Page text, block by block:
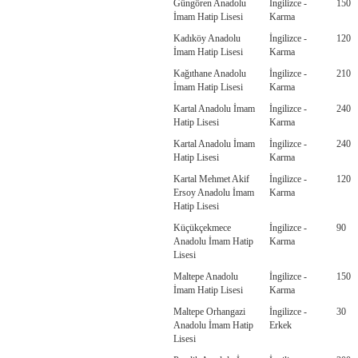
Güngören Anadolu
İmam Hatip Lisesi
İngilizce -
Karma
150
Kadıköy Anadolu
İmam Hatip Lisesi
İngilizce -
Karma
120
Kağıthane Anadolu
İmam Hatip Lisesi
İngilizce -
Karma
210
Kartal Anadolu İmam
Hatip Lisesi
İngilizce -
Karma
240
Kartal Anadolu İmam
Hatip Lisesi
İngilizce -
Karma
240
Kartal Mehmet Akif
Ersoy Anadolu İmam
Hatip Lisesi
İngilizce -
Karma
120
Küçükçekmece
Anadolu İmam Hatip
Lisesi
İngilizce -
Karma
90
Maltepe Anadolu
İmam Hatip Lisesi
İngilizce -
Karma
150
Maltepe Orhangazi
Anadolu İmam Hatip
Lisesi
İngilizce -
Erkek
30